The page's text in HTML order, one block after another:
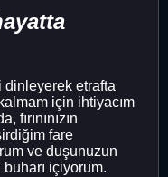
dinleyerek etrafta
için ihtiyacım
fare
ve duşunuzun
içiyorum.